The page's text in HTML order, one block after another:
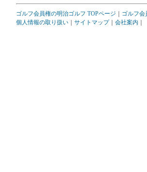
ゴルフ会員権の明治ゴルフ TOPページ ゴルフ会
個人情報の取り扱い
サイトマップ｜ 会社案内